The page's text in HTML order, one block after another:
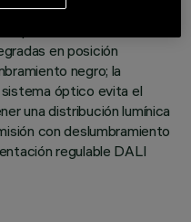
la emisión con posibilidad
en posición
negro; la
óptico evita el
una distribución lumínica
con deslumbramiento
regulable DALI